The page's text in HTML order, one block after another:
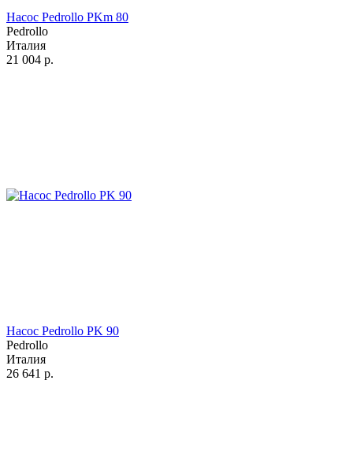
Насос Pedrollo PKm 80
Pedrollo
Италия
21 004 р.
Насос Pedrollo PK 90
Pedrollo
Италия
26 641 р.